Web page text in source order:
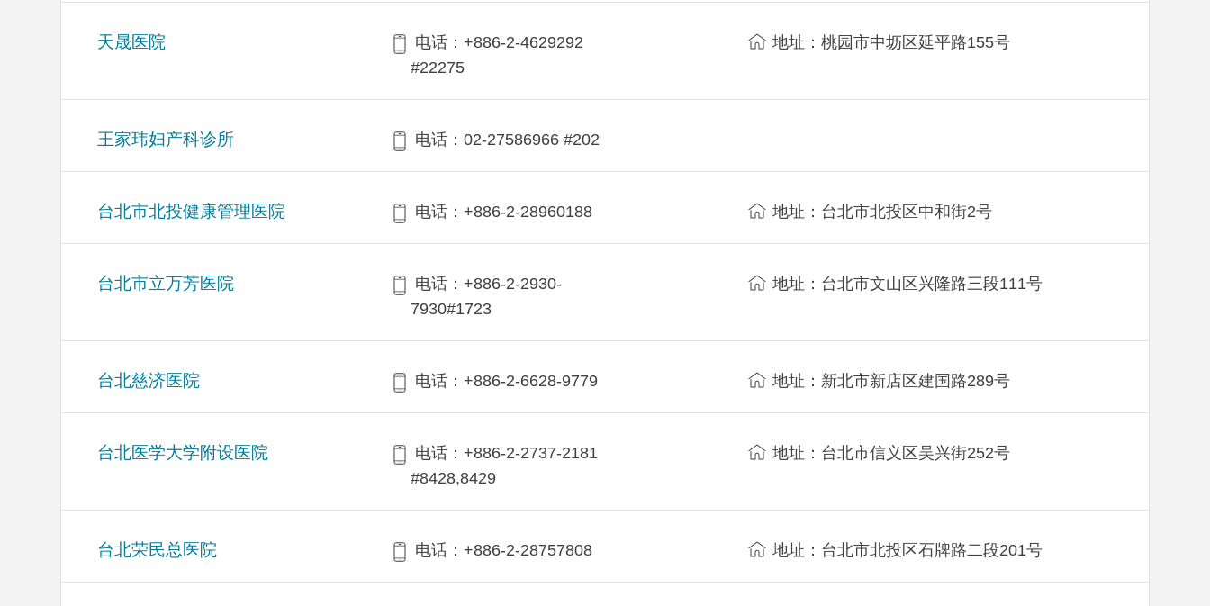
天晟医院
电话：+886-2-4629292
#22275
地址：桃园市中坜区延平路155号
王家玮妇产科诊所 电话：02-27586966 #202
台北市北投健康管理医院 电话：+886-2-28960188 地址：台北市北投区中和街2号
台北市立万芳医院
电话：+886-2-2930-
7930#1723
地址：台北市文山区兴隆路三段111号
台北慈济医院 电话：+886-2-6628-9779 地址：新北市新店区建国路289号
台北医学大学附设医院
电话：+886-2-2737-2181
#8428,8429
地址：台北市信义区吴兴街252号
台北荣民总医院 电话：+886-2-28757808 地址：台北市北投区石牌路二段201号